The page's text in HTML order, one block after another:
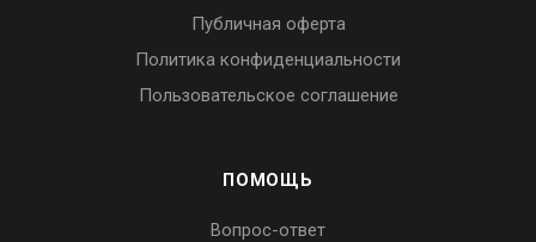
Публичная оферта
Политика конфиденциальности
Пользовательское соглашение
ПОМОЩЬ
Вопрос-ответ